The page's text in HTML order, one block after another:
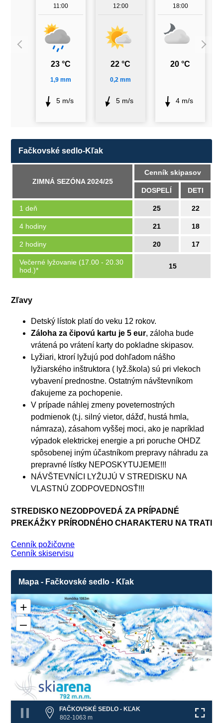
11:00
23 °C
1,9 mm
5 m/s
12:00
22 °C
0,2 mm
5 m/s
18:00
20 °C
4 m/s
Fačkovské sedlo-Kľak
ZIMNÁ SEZÓNA 2024/25
Cenník skipasov
DOSPELÍ DETI
1 deň 25 22
4 hodiny 21 18
2 hodiny 20 17
Večerné lyžovanie (17.00 - 20.30
hod.)*
15
Zľavy
Detský lístok platí do veku 12 rokov.
Záloha za čipovú kartu je 5 eur, záloha bude
vrátená po vrátení karty do pokladne skipasov.
Lyžiari, ktrorí lyžujú pod dohľadom nášho
lyžiarského inštruktora ( lyž.škola) sú pri vlekoch
vybavení prednostne. Ostatným návštevníkom
ďakujeme za pochopenie.
V prípade náhlej zmeny poveternostných
podmienok (t.j. silný vietor, dážď, hustá hmla,
námraza), zásahom vyššej moci, ako je napríklad
výpadok elektrickej energie a pri poruche OHDZ
spôsobenej iným účastníkom prepravy náhradu za
prepravné lístky NEPOSKYTUJEME!!!
NÁVŠTEVNÍCI LYŽUJÚ V STREDISKU NA
VLASTNÚ ZODPOVEDNOSŤ!!!
STREDISKO NEZODPOVEDÁ ZA PRÍPADNÉ
PREKÁŽKY PRÍRODNÉHO CHARAKTERU NA TRATI
Cenník požičovne
Cenník skiservisu
Mapa - Fačkovské sedlo - Kľak
4
4
5
11
11
3
3
1
2a
2a
2b
❌
❌
❌
+
–
FAČKOVSKÉ SEDLO - KĽAK
802-1063 m